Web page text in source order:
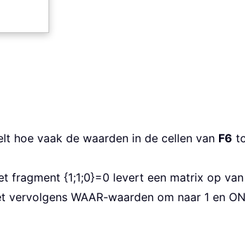
hoe vaak de waarden in de cellen van F6
fragment {1;1;0}=0 levert een matrix op van
vervolgens WAAR-waarden om naar 1 en